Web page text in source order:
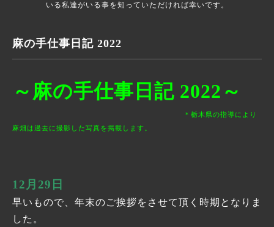
いる私達がいる事を知っていただければ幸いです。
麻の手仕事日記 2022
～麻の手仕事日記 2022～
＊栃木県の指導により
麻畑は過去に撮影した写真を掲載します。
12月29日
早いもので、年末のご挨拶をさせて頂く時期となりま
した。